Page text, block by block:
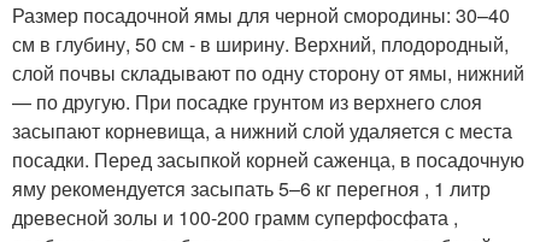
Размер посадочной ямы для черной смородины: 30–40
см в глубину, 50 см - в ширину. Верхний, плодородный,
слой почвы складывают по одну сторону от ямы, нижний
— по другую. При посадке грунтом из верхнего слоя
засыпают корневища, а нижний слой удаляется с места
посадки. Перед засыпкой корней саженца, в посадочную
яму рекомендуется засыпать 5–6 кг перегноя , 1 литр
древесной золы и 100-200 грамм суперфосфата ,